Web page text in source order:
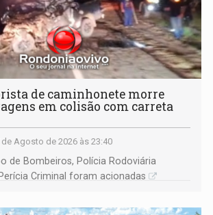
de caminhonete morre
em colisão com carreta
de Agosto de 2026 às 23:40
de Bombeiros, Polícia Rodoviária
Criminal foram acionadas